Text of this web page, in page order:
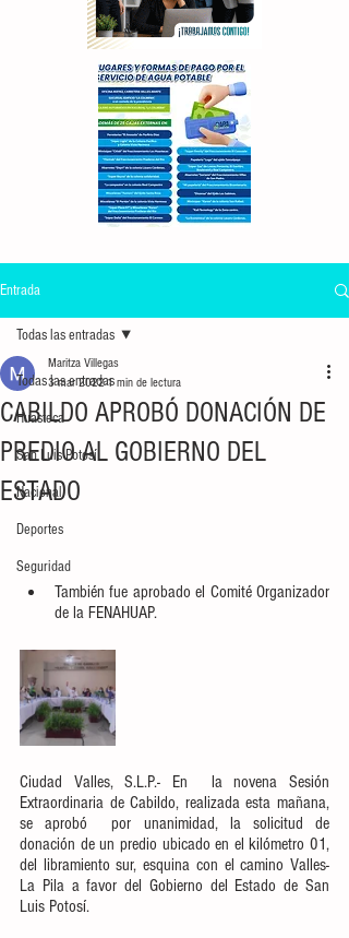
Entrada
Todas las entradas
Huasteca
San Luis Potosí
Nacional
Deportes
Seguridad
Todas las entradas
CABILDO APROBÓ DONACIÓN DE
PREDIO AL GOBIERNO DEL
ESTADO
Maritza Villegas
3 mar 20221 min de lectura
También fue aprobado el Comité Organizador
de la FENAHUAP.
Ciudad Valles, S.L.P.- En  la novena Sesión
Extraordinaria de Cabildo, realizada esta mañana,
se aprobó  por unanimidad, la solicitud de
donación de un predio ubicado en el kilómetro 01,
del libramiento sur, esquina con el camino Valles-
La Pila a favor del Gobierno del Estado de San
Luis Potosí.